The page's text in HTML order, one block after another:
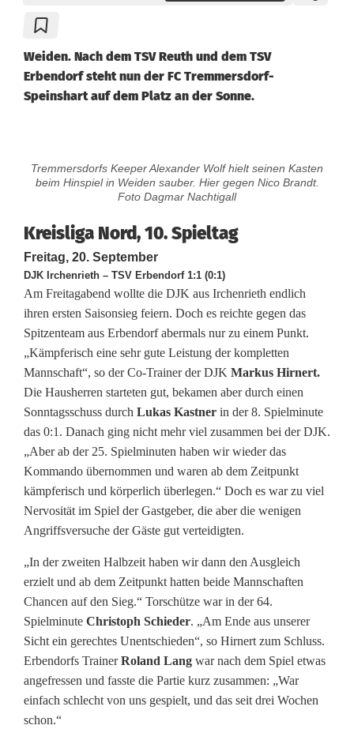
Weiden. Nach dem TSV Reuth und dem TSV
Erbendorf steht nun der FC Tremmersdorf-
Speinshart auf dem Platz an der Sonne.
i
s
l
i
g
a
N
o
r
d
E
s
g
i
b
t
Tremmersdorfs Keeper Alexander Wolf hielt seinen Kasten
beim Hinspiel in Weiden sauber. Hier gegen Nico Brandt.
Foto Dagmar Nachtigall
Kreisliga Nord, 10. Spieltag
Freitag, 20. September
DJK Irchenrieth – TSV Erbendorf 1:1 (0:1)
Am Freitagabend wollte die DJK aus Irchenrieth endlich
ihren ersten Saisonsieg feiern. Doch es reichte gegen das
Spitzenteam aus Erbendorf abermals nur zu einem Punkt.
„Kämpferisch eine sehr gute Leistung der kompletten
Mannschaft“, so der Co-Trainer der DJK Markus Hirnert.
Die Hausherren starteten gut, bekamen aber durch einen
Sonntagsschuss durch Lukas Kastner in der 8. Spielminute
das 0:1. Danach ging nicht mehr viel zusammen bei der DJK.
„Aber ab der 25. Spielminuten haben wir wieder das
Kommando übernommen und waren ab dem Zeitpunkt
kämpferisch und körperlich überlegen.“ Doch es war zu viel
Nervosität im Spiel der Gastgeber, die aber die wenigen
Angriffsversuche der Gäste gut verteidigten.
„In der zweiten Halbzeit haben wir dann den Ausgleich
erzielt und ab dem Zeitpunkt hatten beide Mannschaften
Chancen auf den Sieg.“ Torschütze war in der 64.
Spielminute Christoph Schieder. „Am Ende aus unserer
Sicht ein gerechtes Unentschieden“, so Hirnert zum Schluss.
Erbendorfs TrainerRoland Lang war nach dem Spiel etwas
angefressen und fasste die Partie kurz zusammen: „War
einfach schlecht von uns gespielt, und das seit drei Wochen
schon.“